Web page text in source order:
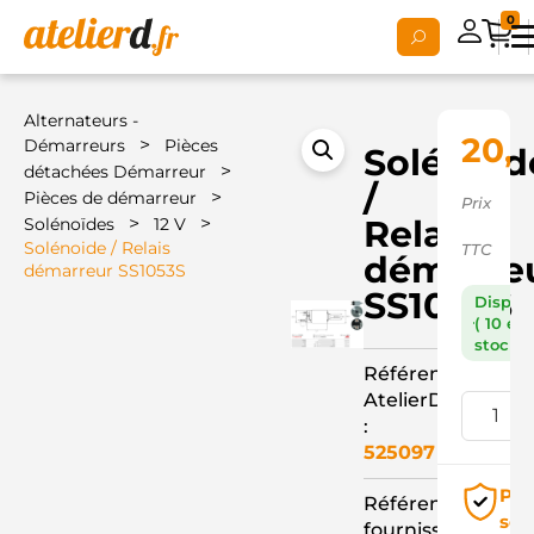
0
Alternateurs -
Démarreurs
>
Pièces
détachées Démarreur
>
Pièces de démarreur >
Solénoïdes > 12 V >
Solénoide / Relais
démarreur SS1053S
/
Relais
SS1053S
Référence
AtelierD
:
525097
Référence
Prix
TTC
( 10 en
stock )